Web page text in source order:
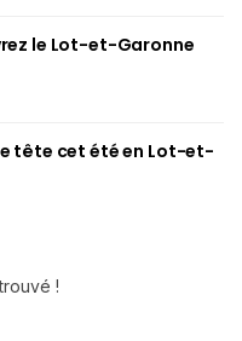
le Lot-et-Garonne
tête cet été en Lot-et-
!